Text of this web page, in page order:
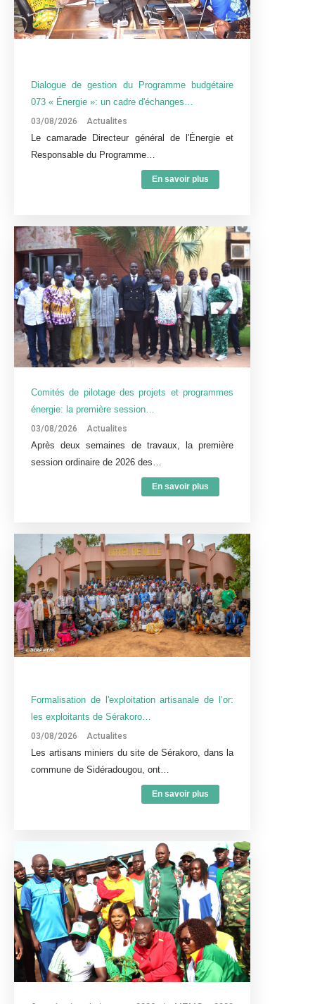
Dialogue de gestion du Programme budgétaire
073 « Énergie »: un cadre d'échanges…
03/08/2026 Actualites
Le camarade Directeur général de l'Énergie et
Responsable du Programme…
En savoir plus
Comités de pilotage des projets et programmes
énergie: la première session…
03/08/2026 Actualites
Après deux semaines de travaux, la première
session ordinaire de 2026 des…
En savoir plus
Formalisation de l'exploitation artisanale de l’or:
les exploitants de Sérakoro…
03/08/2026 Actualites
Les artisans miniers du site de Sérakoro, dans la
commune de Sidéradougou, ont…
En savoir plus